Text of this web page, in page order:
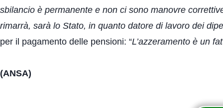
sbilancio è permanente e non ci sono manovre
rimarrà, sarà lo Stato, in quanto datore di lavoro dei
per il pagamento delle pensioni: “L’azzeramento è un
(ANSA)